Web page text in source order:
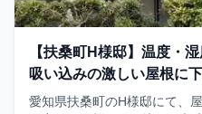
【扶桑町H様邸】温度・
吸い込みの激しい屋根に
に下塗り2回
愛知県扶桑町のH様邸にて、